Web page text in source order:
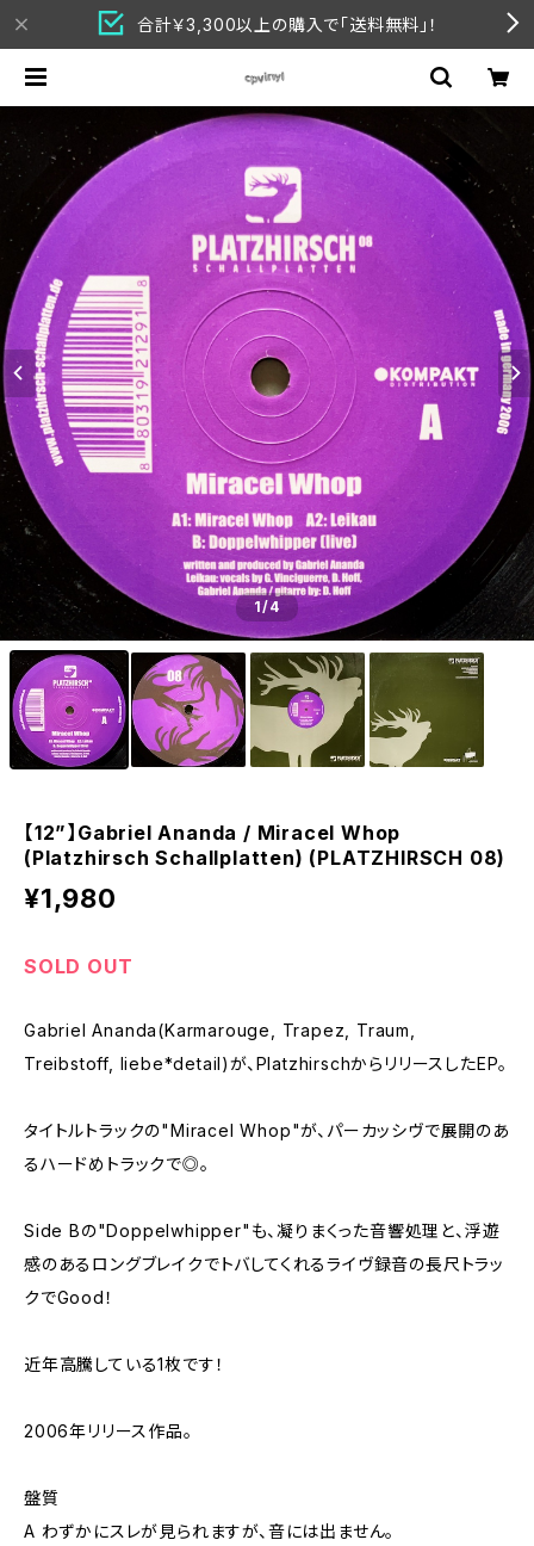
合計￥3,300以上の購入で「送料無料」！
1/4
【12”】Gabriel Ananda / Miracel Whop
(Platzhirsch Schallplatten) (PLATZHIRSCH 08)
¥1,980
SOLD OUT
Gabriel Ananda(Karmarouge, Trapez, Traum,
Treibstoff, liebe*detail)が、PlatzhirschからリリースしたEP。
タイトルトラックの"Miracel Whop"が、パーカッシヴで展開のあ
るハードめトラックで◎。
Side Bの"Doppelwhipper"も、凝りまくった音響処理と、浮遊
感のあるロングブレイクでトバしてくれるライヴ録音の長尺トラッ
クでGood！
近年高騰している1枚です！
2006年リリース作品。
盤質
A わずかにスレが見られますが、音には出ません。